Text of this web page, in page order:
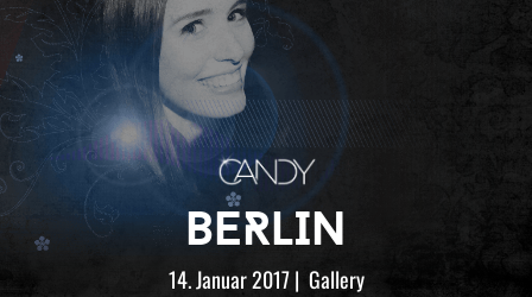
BERLIN
14. Januar 2017| Gallery